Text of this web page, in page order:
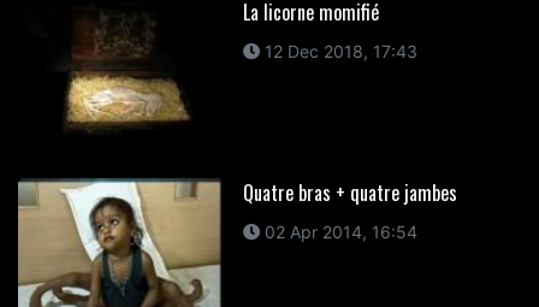
La licorne momifié
12 Dec 2018, 17:43
Quatre bras + quatre jambes
02 Apr 2014, 16:54